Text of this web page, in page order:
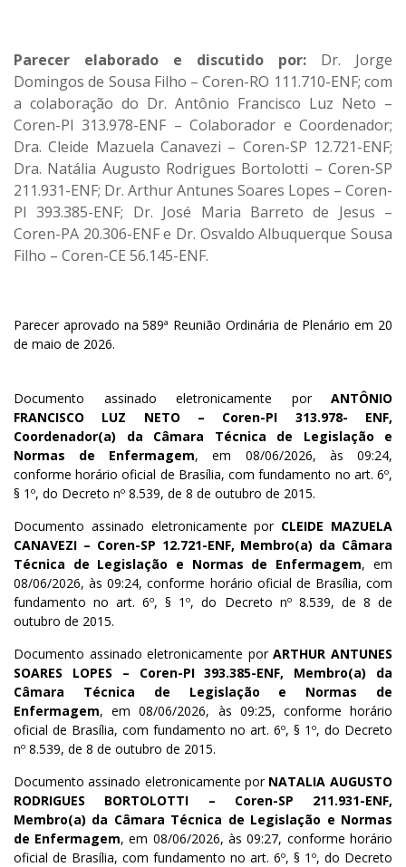
Parecer elaborado e discutido por: Dr. Jorge
Domingos de Sousa Filho – Coren-RO 111.710-ENF; com
a colaboração do Dr. Antônio Francisco Luz Neto –
Coren-PI 313.978-ENF – Colaborador e Coordenador;
Dra. Cleide Mazuela Canavezi – Coren-SP 12.721-ENF;
Dra. Natália Augusto Rodrigues Bortolotti – Coren-SP
211.931-ENF; Dr. Arthur Antunes Soares Lopes – Coren-
PI 393.385-ENF; Dr. José Maria Barreto de Jesus –
Coren-PA 20.306-ENF e Dr. Osvaldo Albuquerque Sousa
Filho – Coren-CE 56.145-ENF.
Parecer aprovado na 589ª Reunião Ordinária de Plenário em 20
de maio de 2026.
Documento assinado eletronicamente por ANTÔNIO
FRANCISCO LUZ NETO – Coren-PI 313.978- ENF,
Coordenador(a) da Câmara Técnica de Legislação e
Normas de Enfermagem, em 08/06/2026, às 09:24,
conforme horário oficial de Brasília, com fundamento no art. 6º,
§ 1º, do Decreto nº 8.539, de 8 de outubro de 2015.
Documento assinado eletronicamente por CLEIDE MAZUELA
CANAVEZI – Coren-SP 12.721-ENF, Membro(a) da Câmara
Técnica de Legislação e Normas de Enfermagem, em
08/06/2026, às 09:24, conforme horário oficial de Brasília, com
fundamento no art. 6º, § 1º, do Decreto nº 8.539, de 8 de
outubro de 2015.
Documento assinado eletronicamente por ARTHUR ANTUNES
SOARES LOPES – Coren-PI 393.385-ENF, Membro(a) da
Câmara Técnica de Legislação e Normas de
Enfermagem, em 08/06/2026, às 09:25, conforme horário
oficial de Brasília, com fundamento no art. 6º, § 1º, do Decreto
nº 8.539, de 8 de outubro de 2015.
Documento assinado eletronicamente por NATALIA AUGUSTO
RODRIGUES BORTOLOTTI – Coren-SP 211.931-ENF,
Membro(a) da Câmara Técnica de Legislação e Normas
de Enfermagem, em 08/06/2026, às 09:27, conforme horário
oficial de Brasília, com fundamento no art. 6º, § 1º, do Decreto